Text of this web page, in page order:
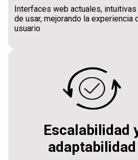
Interfaces web actuales,
de usar, mejorando la experiencia
usuario
Escalabilidad
adaptabilidad